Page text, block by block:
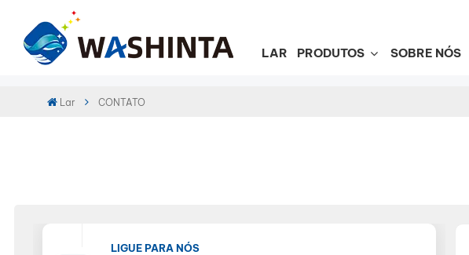
LAR PRODUTOS SOBRE NÓS
Lar CONTATO
LIGUE PARA NÓS